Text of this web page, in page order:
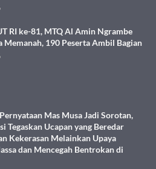
RI ke-81, MTQ Al Amin Ngrambe
Memanah, 190 Peserta Ambil Bagian
Mas Musa Jadi Sorotan,
Tegaskan Ucapan yang Beredar
Kekerasan Melainkan Upaya
dan Mencegah Bentrokan di